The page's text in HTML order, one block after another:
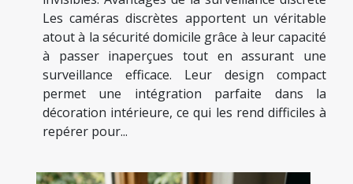
Les caméras discrètes apportent un véritable
atout à la sécurité domicile grâce à leur capacité
à passer inaperçues tout en assurant une
surveillance efficace. Leur design compact
permet une intégration parfaite dans la
décoration intérieure, ce qui les rend difficiles à
repérer pour...